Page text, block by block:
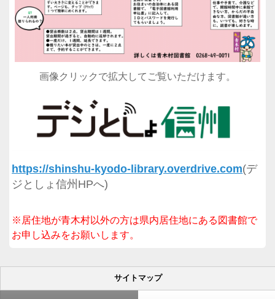
画像クリックで拡大してご覧いただけます。
https://shinshu-kyodo-library.overdrive.com(デ
ジとしょ信州HPへ)
※居住地が青木村以外の方は県内居住地にある図書館で
お申し込みをお願いします。
サイトマップ